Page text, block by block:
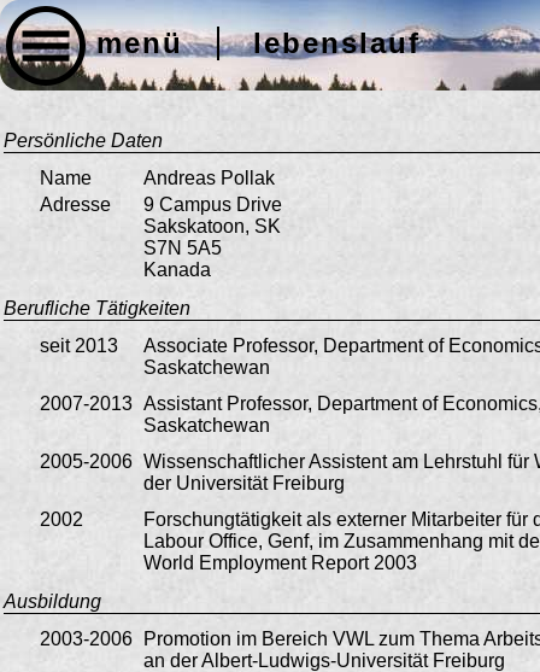
menü lebenslauf
Persönliche Daten
Name
Andreas Pollak
Adresse
9 Campus Drive
Sakskatoon, SK
S7N 5A5
Kanada
Berufliche Tätigkeiten
seit 2013
Associate Professor, Department of
Saskatchewan
2007-2013 Assistant Professor, Department of
Saskatchewan
2005-2006 Wissenschaftlicher Assistent am Lehrstuhl für
der Universität Freiburg
2002
Forschungtätigkeit als externer Mitarbeiter für
Labour Office, Genf, im Zusammenhang mit
World Employment Report 2003
Ausbildung
2003-2006
Promotion im Bereich VWL zum Thema
an der Albert-Ludwigs-Universität Freiburg